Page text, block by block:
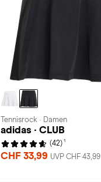
Tennisrock · Damen
adidas · CLUB
(42) 1
CHF 33,99 UVP CHF 43,99